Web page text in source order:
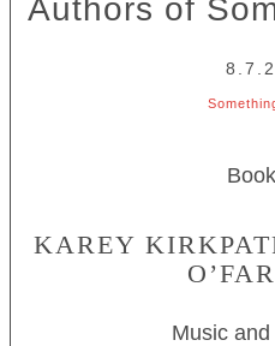
Authors of
KAREY
Music